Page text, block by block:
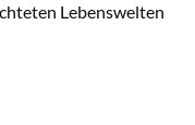
Lebenswelten